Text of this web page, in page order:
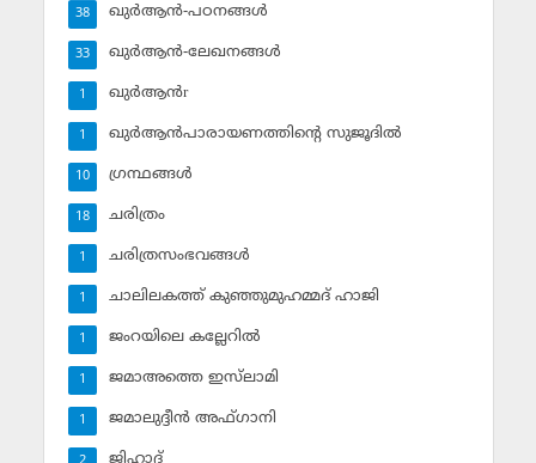
ഖുര്‍ആന്‍-പഠനങ്ങള്‍
38
ഖുര്‍ആന്‍-ലേഖനങ്ങള്‍
33
ഖുര്‍ആന്‍r
1
ഖുര്‍ആന്‍പാരായണത്തിന്റെ സുജൂദില്‍
1
ഗ്രന്ഥങ്ങള്‍
10
ചരിത്രം
18
ചരിത്രസംഭവങ്ങള്‍
1
ചാലിലകത്ത് കുഞ്ഞുമുഹമ്മദ് ഹാജി
1
ജംറയിലെ കല്ലേറില്‍
1
ജമാഅത്തെ ഇസ്‌ലാമി
1
ജമാലുദ്ദീന്‍ അഫ്ഗാനി
1